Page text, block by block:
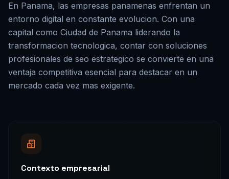
En Panama, las empresas panamenas enfrentan un
entorno digital en constante evolucion. Con una
capital como Ciudad de Panama liderando la
transformacion tecnologica, contar con soluciones
profesionales de seo estrategico se convierte en una
ventaja competitiva esencial para destacar en un
mercado cada vez mas exigente.
Contexto empresarial